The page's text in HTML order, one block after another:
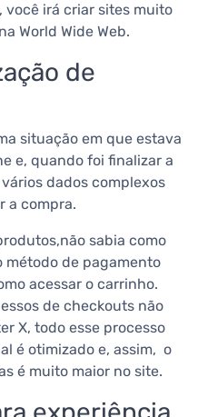
você irá criar sites muito
World Wide Web.
de
situação em que estava
e, quando foi finalizar a
dados complexos
a compra.
sabia como
método de pagamento
acessar o carrinho.
de checkouts não
X, todo esse processo
é otimizado e, assim, o
é muito maior no site.